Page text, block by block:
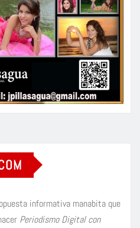
informativa manabita que
Periodismo Digital con